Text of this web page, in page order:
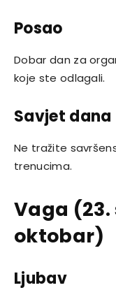
Posao
Dobar dan za
koje ste odlagali.
Savjet dana
Ne tražite
trenucima.
Vaga
oktobar)
Ljubav